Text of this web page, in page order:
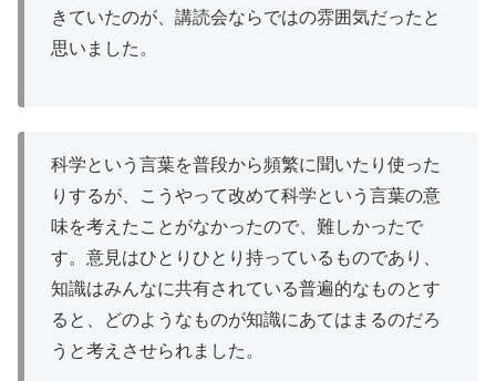
きていたのが、 講読会ならではの雰囲気だったと
思いました。
科学という言葉を普段から頻繁に聞いたり使った
りするが、こうやって改めて科学という言葉の意
味を考えたことがなかったので、難しかったで
す。意見はひとりひとり持っているものであり、
知識はみんなに共有されている普遍的なものとす
ると、どのようなものが知識にあてはまるのだろ
うと考えさせられました。